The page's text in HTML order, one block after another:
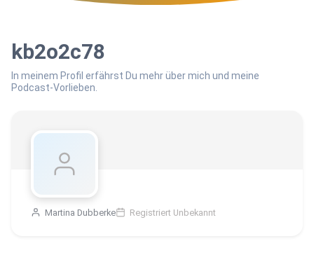
kb2o2c78
In meinem Profil erfährst Du mehr über mich und meine
Podcast-Vorlieben.
Martina Dubberke Registriert Unbekannt